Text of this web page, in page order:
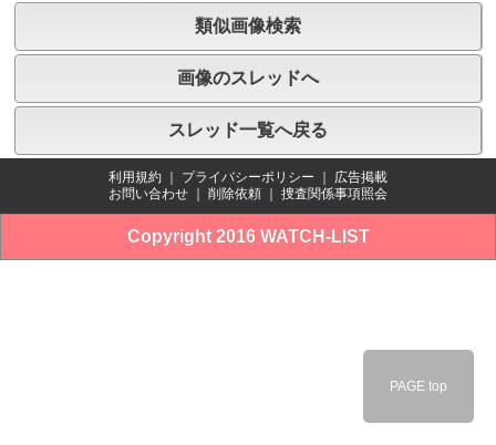
類似画像検索
画像のスレッドへ
スレッド一覧へ戻る
利用規約 プライバシーポリシー
広告掲載
お問い合わせ
削除依頼 捜査関係事項照会
Copyright 2016 WATCH-LIST
PAGE top